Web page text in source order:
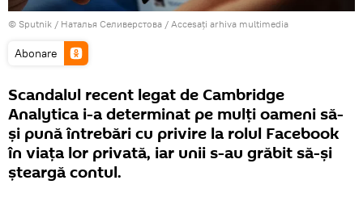
© Sputnik / Наталья Селиверстова / Accesați arhiva multimedia
Abonare
Scandalul recent legat de Cambridge
Analytica i-a determinat pe mulți oameni să-
şi pună întrebări cu privire la rolul Facebook
în viața lor privată, iar unii s-au grăbit să-şi
şteargă contul.